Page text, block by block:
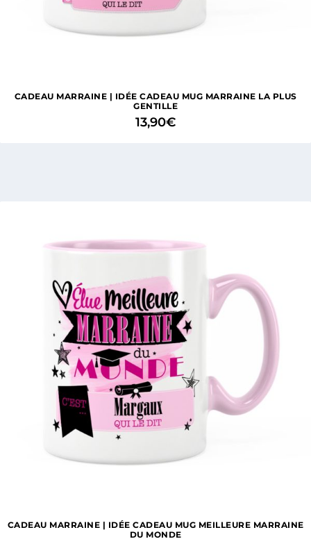
CADEAU MARRAINE | IDÉE CADEAU MUG MARRAINE LA PLUS
GENTILLE
13,90€
CADEAU MARRAINE | IDÉE CADEAU MUG MEILLEURE MARRAINE
DU MONDE